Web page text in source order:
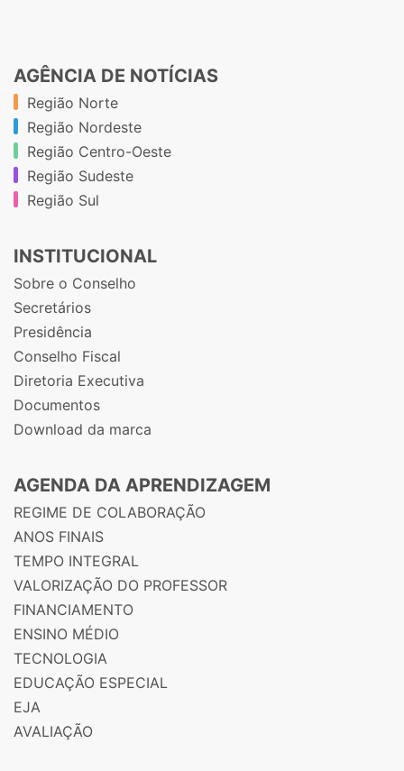
AGÊNCIA DE NOTÍCIAS
Região Norte
Região Nordeste
Região Centro-Oeste
Região Sudeste
Região Sul
INSTITUCIONAL
Sobre o Conselho
Secretários
Presidência
Conselho Fiscal
Diretoria Executiva
Documentos
Download da marca
AGENDA DA APRENDIZAGEM
REGIME DE COLABORAÇÃO
ANOS FINAIS
TEMPO INTEGRAL
VALORIZAÇÃO DO PROFESSOR
FINANCIAMENTO
ENSINO MÉDIO
TECNOLOGIA
EDUCAÇÃO ESPECIAL
EJA
AVALIAÇÃO